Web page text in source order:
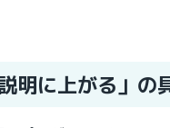
説明に上がる」